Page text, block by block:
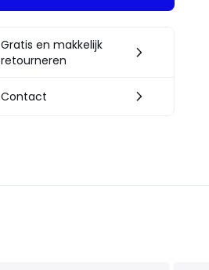
Gratis en makkelijk
retourneren
Contact